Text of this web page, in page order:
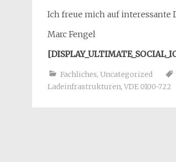
Ich freue mich auf interessante
Marc Fengel
Fachliches, Uncategorized
Ladeinfrastrukturen, VDE 0100-722